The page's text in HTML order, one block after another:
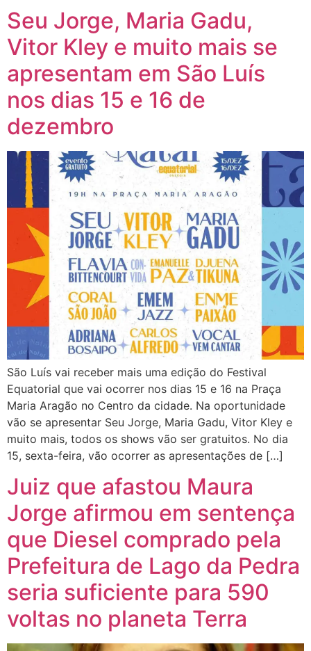
Seu Jorge, Maria Gadu,
Vitor Kley e muito mais se
apresentam em São Luís
nos dias 15 e 16 de
dezembro
São Luís vai receber mais uma edição do Festival
Equatorial que vai ocorrer nos dias 15 e 16 na Praça
Maria Aragão no Centro da cidade. Na oportunidade
vão se apresentar Seu Jorge, Maria Gadu, Vitor Kley e
muito mais, todos os shows vão ser gratuitos. No dia
15, sexta-feira, vão ocorrer as apresentações de […]
Juiz que afastou Maura
Jorge afirmou em sentença
que Diesel comprado pela
Prefeitura de Lago da Pedra
seria suficiente para 590
voltas no planeta Terra